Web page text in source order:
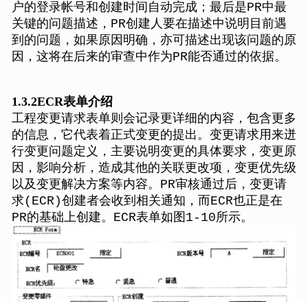
户的登录帐号和创建时间自动完成；最后是PR中最
关键的问题描述，PR创建人要在描述中说明目前遇
到的问题，如果原因明确，亦可描述出现该问题的原
因，这将在后来的审查中作为PR能否通过的依据。
1.3.2ECR表单介绍
工程变更请求表单则会记录更详细的内容，包含更多
的信息，它代表着正式变更的提出。变更请求用来迸
行变更问题定义，主要说明变更的具体要求，变更原
因，影响分析，造成其他的关联更改项，变更优先级
以及变更解决方案等内容。PR审核通过后，变更请
求(ECR)创建者会收到相关通知，而ECR也正是在
PR的基础上创建。ECR表单如图1-10所示。